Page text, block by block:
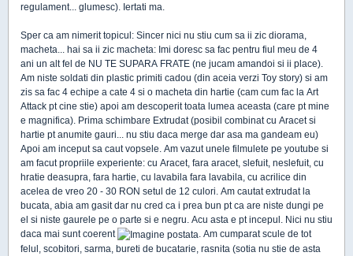
regulament... glumesc). Iertati ma.
Sper ca am nimerit topicul: Sincer nici nu stiu cum sa ii zic diorama,
macheta... hai sa ii zic macheta: Imi doresc sa fac pentru fiul meu de 4
ani un alt fel de NU TE SUPARA FRATE (ne jucam amandoi si ii place).
Am niste soldati din plastic primiti cadou (din aceia verzi Toy story) si am
zis sa fac 4 echipe a cate 4 si o macheta din hartie (cam cum fac la Art
Attack pt cine stie) apoi am descoperit toata lumea aceasta (care pt mine
e magnifica). Prima schimbare Extrudat (posibil combinat cu Aracet si
hartie pt anumite gauri... nu stiu daca merge dar asa ma gandeam eu)
Apoi am inceput sa caut vopsele. Am vazut unele filmulete pe youtube si
am facut propriile experiente: cu Aracet, fara aracet, slefuit, neslefuit, cu
hratie deasupra, fara hartie, cu lavabila fara lavabila, cu acrilice din
acelea de vreo 20 - 30 RON setul de 12 culori. Am cautat extrudat la
bucata, abia am gasit dar nu cred ca i prea bun pt ca are niste dungi pe
el si niste gaurele pe o parte si e negru. Acu asta e pt incepul. Nici nu stiu
daca mai sunt coerent
. Am cumparat scule de tot
felul, scobitori, sarma, bureti de bucatarie, rasnita (sotia nu stie de asta